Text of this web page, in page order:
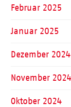
Februar 2025
Januar 2025
Dezember 2024
November 2024
Oktober 2024